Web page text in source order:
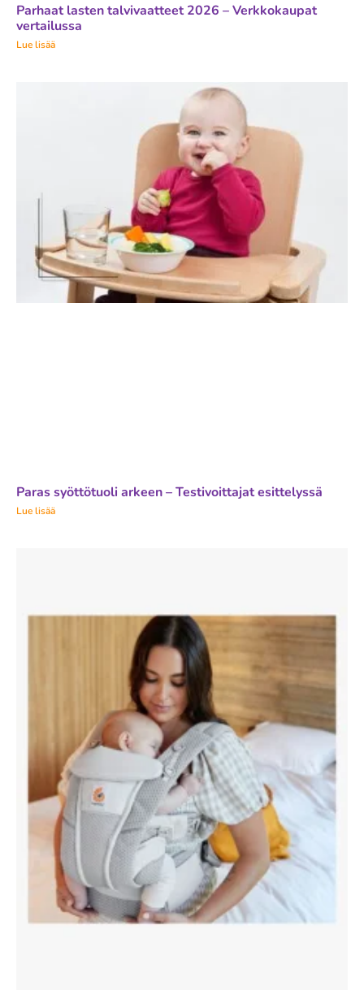
Parhaat lasten talvivaatteet 2026 – Verkkokaupat
vertailussa
Lue lisää
Paras syöttötuoli arkeen – Testivoittajat esittelyssä
Lue lisää